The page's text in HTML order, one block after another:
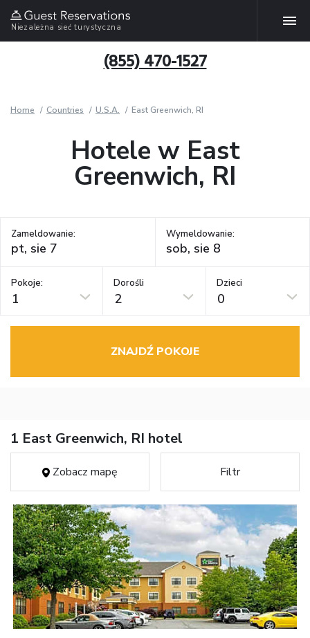
Niezależna sieć turystyczna
(855) 470-1527
Home Countries U.S.A. East Greenwich, RI
Hotele w East
Greenwich, RI
Zameldowanie: Wymeldowanie:
Pokoje:
1
Dorośli
2
Dzieci
0
ZNAJDŹ POKOJE
1 East Greenwich, RI hotel
Zobacz mapę Filtr